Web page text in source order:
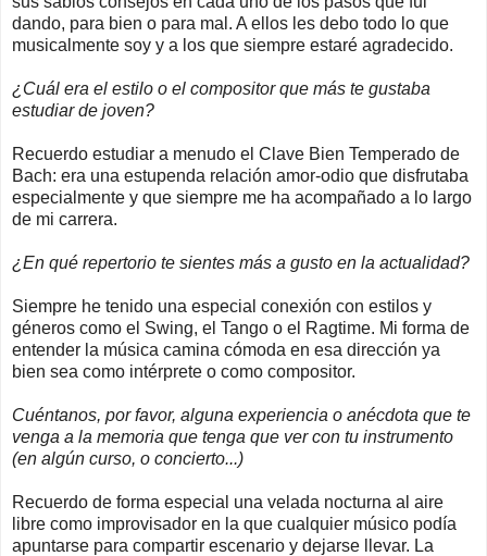
dando, para bien o para mal. A ellos les debo todo lo que
musicalmente soy y a los que siempre estaré agradecido.
¿Cuál era el estilo o el compositor que más te gustaba
estudiar de joven?
Recuerdo estudiar a menudo el Clave Bien Temperado de
Bach: era una estupenda relación amor-odio que disfrutaba
especialmente y que siempre me ha acompañado a lo largo
de mi carrera.
¿En qué repertorio te sientes más a gusto en la actualidad?
Siempre he tenido una especial conexión con estilos y
géneros como el Swing, el Tango o el Ragtime. Mi forma de
entender la música camina cómoda en esa dirección ya
bien sea como intérprete o como compositor.
Cuéntanos, por favor, alguna experiencia o anécdota que te
venga a la memoria que tenga que ver con tu instrumento
(en algún curso, o concierto...)
Recuerdo de forma especial una velada nocturna al aire
libre como improvisador en la que cualquier músico podía
apuntarse para compartir escenario y dejarse llevar. La